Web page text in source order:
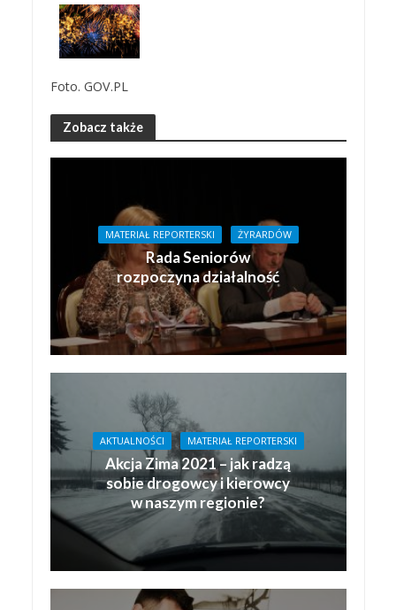
Foto. GOV.PL
Zobacz także
MATERIAŁ REPORTERSKI ŻYRARDÓW
Rada Seniorów
rozpoczyna działalność
AKTUALNOŚCI MATERIAŁ REPORTERSKI
Akcja Zima 2021 – jak radzą
sobie drogowcy i kierowcy
w naszym regionie?